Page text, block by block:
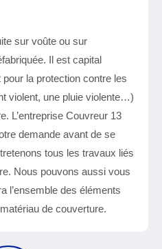
sur voûte ou sur
Il est capital
pour la protection contre les
violent, une pluie violente…)
L’entreprise Couvreur 13
demande avant de se
tous les travaux liés
Nous pouvons aussi vous
l’ensemble des éléments
de couverture.